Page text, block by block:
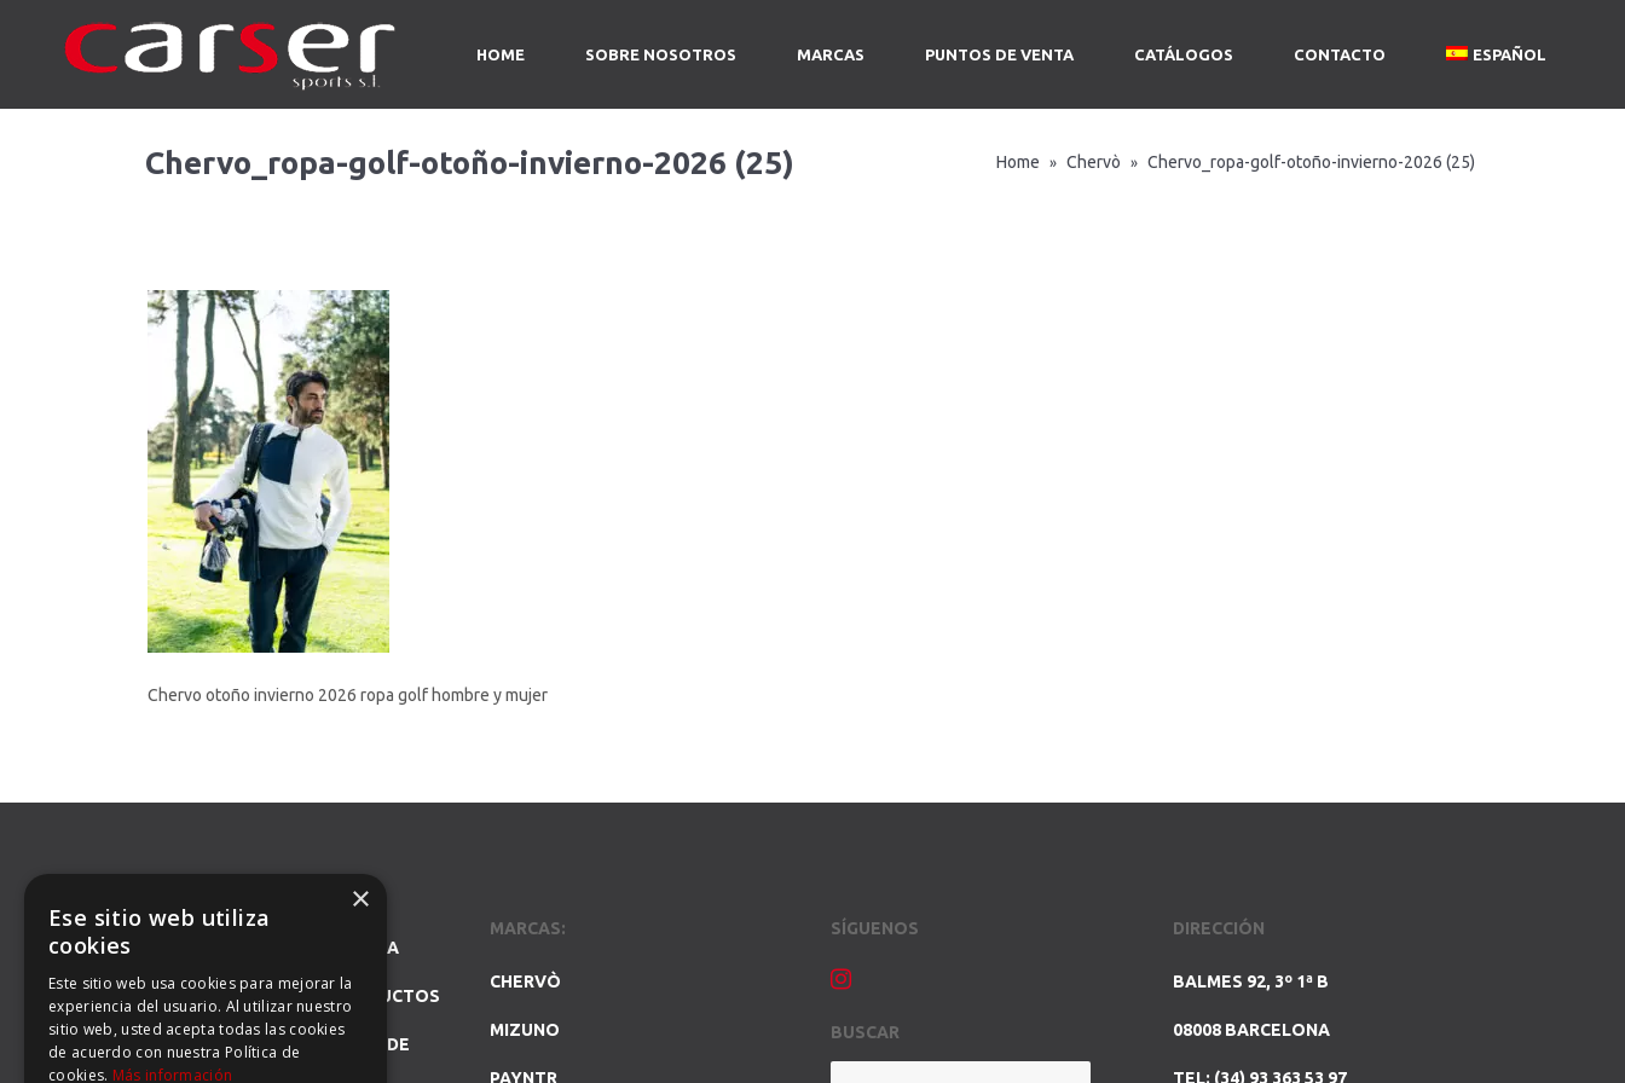
HOME SOBRE NOSOTROS MARCAS PUNTOS DE VENTA CATÁLOGOS CONTACTO ESPAÑOL
Chervo_ropa-golf-otoño-invierno-2026 (25) Home » Chervò » Chervo_ropa-golf-otoño-invierno-2026 (25)
Chervo otoño invierno 2026 ropa golf hombre y mujer
SOMOS ESPECIALISTAS EN LA
REPRESENTACIÓN DE PRODUCTOS
DE GOLF Y DISTRIBUIDORES DE
MARCAS:
CHERVÒ
MIZUNO
PAYNTR
SÍGUENOS
BUSCAR
DIRECCIÓN
BALMES 92, 3º 1ª B
08008 BARCELONA
TEL: (34) 93 363 53 97
×
Ese sitio web utiliza
cookies
Este sitio web usa cookies para mejorar la
experiencia del usuario. Al utilizar nuestro
sitio web, usted acepta todas las cookies
de acuerdo con nuestra Política de
cookies. Más información